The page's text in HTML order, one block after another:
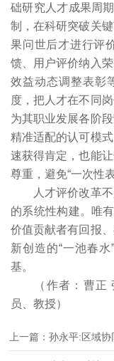
础研究人才成果周
制，在科研突破关
果问世后才进行评
馈、用户评价纳入
效益动态调整表彰
度，把人才在不同
为其职业发展各阶
精准适配的认可模
速获得肯定，也能
尊重，避免“一次性
人才评价改革不
的系统性构建。唯
价值贡献者有回报
新创造的“一池春
基。
（作者：曹正
员、教授）
上一篇：孙永平:区域